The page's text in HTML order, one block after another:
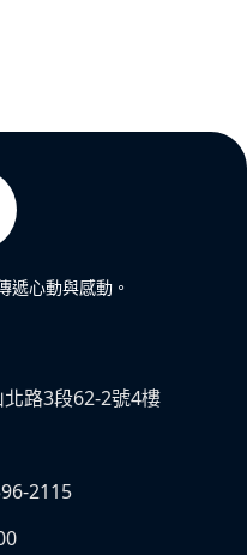
遞心動與感動。
路3段62-2號4樓
2115